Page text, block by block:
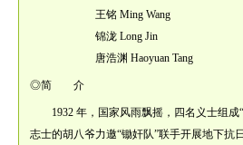
王铭 Ming Wang
锦泷 Long Jin
唐浩渊 Haoyuan Tang
◎简 介
1932 年，国家风雨飘摇，四名义士组成“
志士的胡八爷力邀“锄奸队”联手开展地下